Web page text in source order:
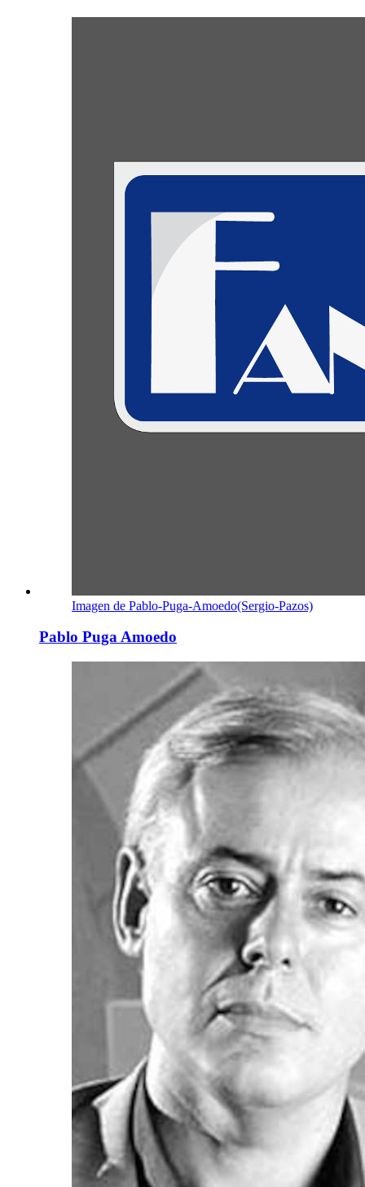
Imagen de Pablo-Puga-Amoedo(Sergio-Pazos)
Pablo Puga Amoedo